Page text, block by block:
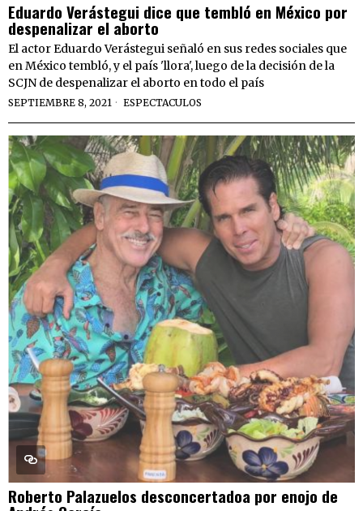
Eduardo Verástegui dice que tembló en México por
despenalizar el aborto
El actor Eduardo Verástegui señaló en sus redes sociales que
en México tembló, y el país 'llora', luego de la decisión de la
SCJN de despenalizar el aborto en todo el país
SEPTIEMBRE 8, 2021 ESPECTACULOS
Roberto Palazuelos desconcertadoa por enojo de